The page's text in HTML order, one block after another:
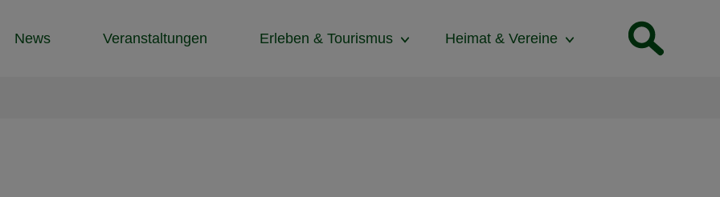
News
Veranstaltungen Erleben & Tourismus Heimat & Vereine